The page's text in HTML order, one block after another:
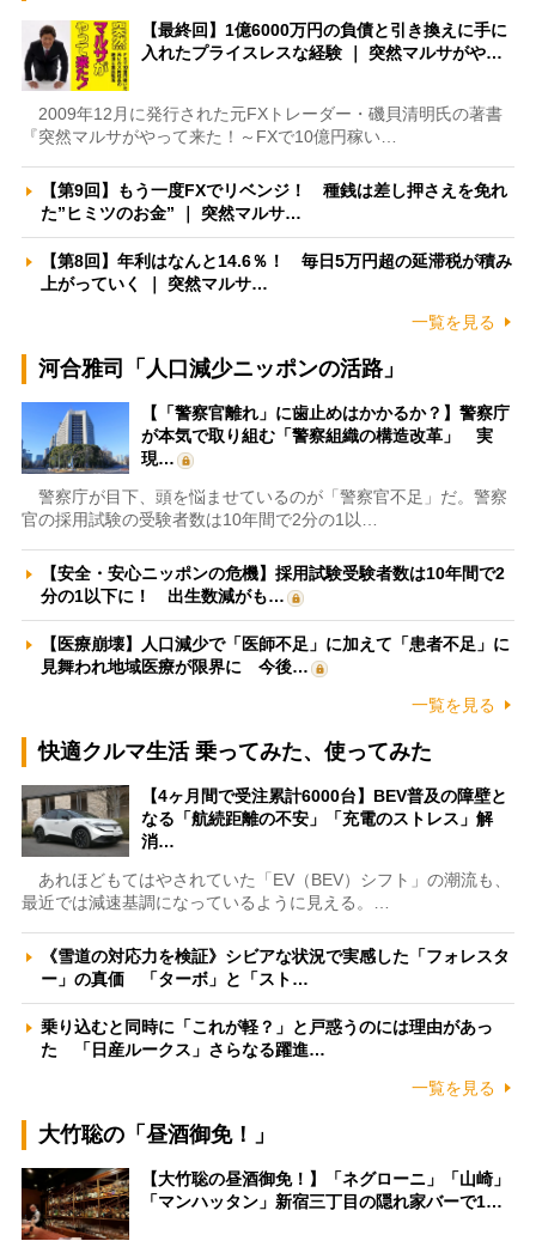
【最終回】1億6000万円の負債と引き換えに手に
入れたプライスレスな経験 ｜ 突然マルサがや…
2009年12月に発行された元FXトレーダー・磯貝清明氏の著書
『突然マルサがやって来た！～FXで10億円稼い…
【第9回】もう一度FXでリベンジ！ 種銭は差し押さえを免れ
た”ヒミツのお金” ｜ 突然マルサ…
【第8回】年利はなんと14.6％！ 毎日5万円超の延滞税が積み
上がっていく ｜ 突然マルサ…
一覧を見る
河合雅司「人口減少ニッポンの活路」
【「警察官離れ」に歯止めはかかるか？】警察庁
が本気で取り組む「警察組織の構造改革」 実
現…
警察庁が目下、頭を悩ませているのが「警察官不足」だ。警察
官の採用試験の受験者数は10年間で2分の1以…
【安全・安心ニッポンの危機】採用試験受験者数は10年間で2
分の1以下に！ 出生数減がも…
【医療崩壊】人口減少で「医師不足」に加えて「患者不足」に
見舞われ地域医療が限界に 今後…
一覧を見る
快適クルマ生活 乗ってみた、使ってみた
【4ヶ月間で受注累計6000台】BEV普及の障壁と
なる「航続距離の不安」「充電のストレス」解
消…
あれほどもてはやされていた「EV（BEV）シフト」の潮流も、
最近では減速基調になっているように見える。…
《雪道の対応力を検証》シビアな状況で実感した「フォレスタ
ー」の真価 「ターボ」と「スト…
乗り込むと同時に「これが軽？」と戸惑うのには理由があっ
た 「日産ルークス」さらなる躍進…
一覧を見る
大竹聡の「昼酒御免！」
【大竹聡の昼酒御免！】「ネグローニ」「山崎」
「マンハッタン」新宿三丁目の隠れ家バーで1…